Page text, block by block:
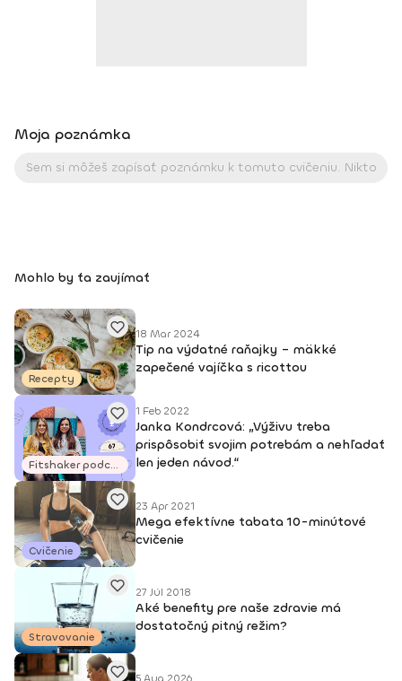
Moja poznámka
Mohlo by ťa zaujímať
Recepty
18 Mar 2024
Tip na výdatné raňajky – mäkké
zapečené vajíčka s ricottou
Fitshaker podcasty
1 Feb 2022
Janka Kondrcová: „Výživu treba
prispôsobiť svojim potrebám a nehľadať
len jeden návod.“
Cvičenie
23 Apr 2021
Mega efektívne tabata 10-minútové
cvičenie
Stravovanie
27 Júl 2018
Aké benefity pre naše zdravie má
dostatočný pitný režim?